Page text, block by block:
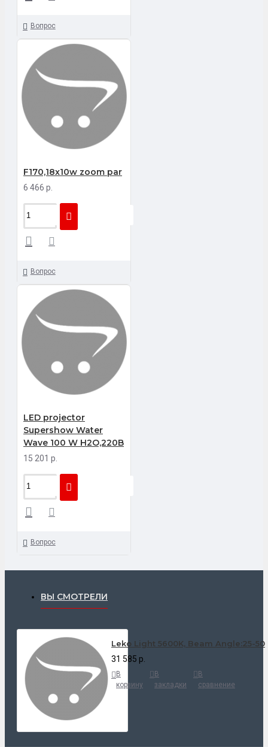
Вопрос
F170,18x10w zoom par
6 466 р.
Вопрос
LED projector
Supershow Water
Wave 100 W H2O,220B
15 201 р.
Вопрос
ВЫ СМОТРЕЛИ
Leko Light 5600K, Beam Angle:25-50
31 585 р.
В
корзину
В
закладки
В
сравнение